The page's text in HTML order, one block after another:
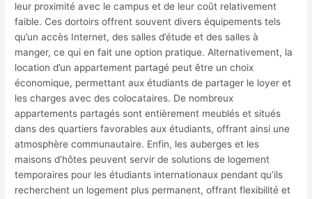
leur proximité avec le campus et de leur coût relativement
faible. Ces dortoirs offrent souvent divers équipements tels
qu’un accès Internet, des salles d’étude et des salles à
manger, ce qui en fait une option pratique. Alternativement, la
location d’un appartement partagé peut être un choix
économique, permettant aux étudiants de partager le loyer et
les charges avec des colocataires. De nombreux
appartements partagés sont entièrement meublés et situés
dans des quartiers favorables aux étudiants, offrant ainsi une
atmosphère communautaire. Enfin, les auberges et les
maisons d’hôtes peuvent servir de solutions de logement
temporaires pour les étudiants internationaux pendant qu’ils
recherchent un logement plus permanent, offrant flexibilité et